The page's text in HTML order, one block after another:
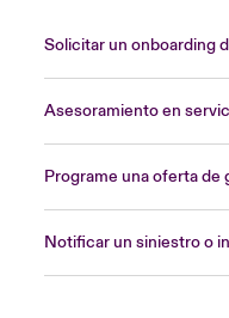
Solicitar un onboarding
Asesoramiento en
Programe una oferta de
Notificar un siniestro o